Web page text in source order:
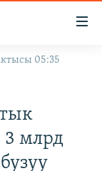
05:35
3 млрд